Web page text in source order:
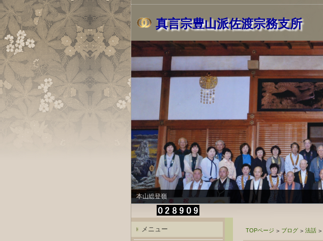
真言宗豊山派佐渡宗務支所
本山総登嶺
TOPページ > ブログ > 法話 >
メニュー